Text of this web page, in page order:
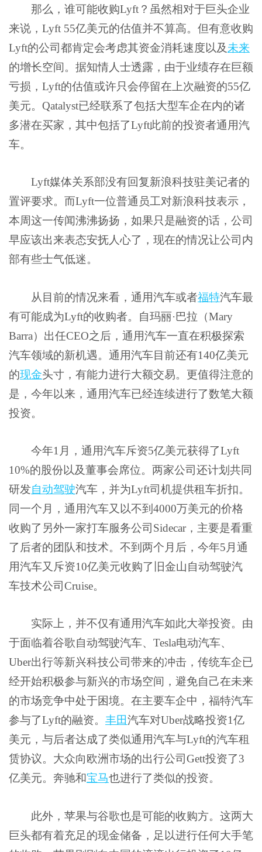
那么，谁可能收购Lyft？虽然相对于巨头企业
来说，Lyft 55亿美元的估值并不算高。但有意收购
Lyft的公司都肯定会考虑其资金消耗速度以及未来
的增长空间。据知情人士透露，由于业绩存在巨额
亏损，Lyft的估值或许只会停留在上次融资的55亿
美元。Qatalyst已经联系了包括大型车企在内的诸
多潜在买家，其中包括了Lyft此前的投资者通用汽
车。
Lyft媒体关系部没有回复新浪科技驻美记者的
置评要求。而Lyft一位普通员工对新浪科技表示，
本周这一传闻沸沸扬扬，如果只是融资的话，公司
早应该出来表态安抚人心了，现在的情况让公司内
部有些士气低迷。
从目前的情况来看，通用汽车或者福特汽车最
有可能成为Lyft的收购者。自玛丽·巴拉（Mary
Barra）出任CEO之后，通用汽车一直在积极探索
汽车领域的新机遇。通用汽车目前还有140亿美元
的现金头寸，有能力进行大额交易。更值得注意的
是，今年以来，通用汽车已经连续进行了数笔大额
投资。
今年1月，通用汽车斥资5亿美元获得了Lyft
10%的股份以及董事会席位。两家公司还计划共同
研发自动驾驶汽车，并为Lyft司机提供租车折扣。
同一个月，通用汽车又以不到4000万美元的价格
收购了另外一家打车服务公司Sidecar，主要是看重
了后者的团队和技术。不到两个月后，今年5月通
用汽车又斥资10亿美元收购了旧金山自动驾驶汽
车技术公司Cruise。
实际上，并不仅有通用汽车如此大举投资。由
于面临着谷歌自动驾驶汽车、Tesla电动汽车、
Uber出行等新兴科技公司带来的冲击，传统车企已
经开始积极参与新兴的市场空间，避免自己在未来
的市场竞争中处于困境。在主要车企中，福特汽车
参与了Lyft的融资。 丰田汽车对Uber战略投资1亿
美元，与后者达成了类似通用汽车与Lyft的汽车租
赁协议。大众向欧洲市场的出行公司Gett投资了3
亿美元。奔驰和宝马也进行了类似的投资。
此外， 苹果与谷歌也是可能的收购方。这两大
巨头都有着充足的现金储备，足以进行任何大手笔